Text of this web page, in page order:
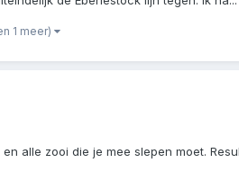
1 meer)
alle zooi die je mee slepen moet.